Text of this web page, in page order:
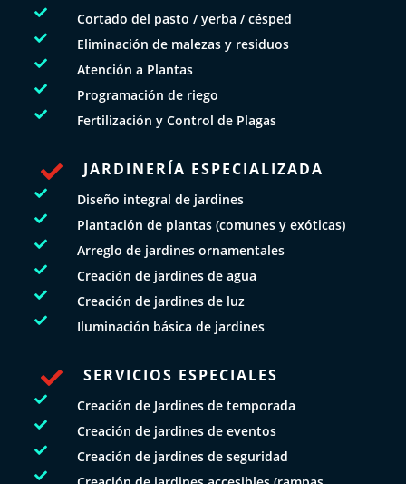
 Cortado del pasto / yerba / césped
 Eliminación de malezas y residuos
 Atención a Plantas
 Programación de riego
 Fertilización y Control de Plagas
 JARDINERÍA ESPECIALIZADA
 Diseño integral de jardines
 Plantación de plantas (comunes y exóticas)
 Arreglo de jardines ornamentales
 Creación de jardines de agua
 Creación de jardines de luz
 Iluminación básica de jardines
 SERVICIOS ESPECIALES
 Creación de Jardines de temporada
 Creación de jardines de eventos
 Creación de jardines de seguridad
